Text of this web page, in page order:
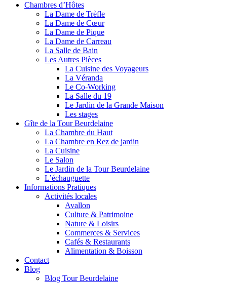
Chambres d’Hôtes
La Dame de Trèfle
La Dame de Cœur
La Dame de Pique
La Dame de Carreau
La Salle de Bain
Les Autres Pièces
La Cuisine des Voyageurs
La Véranda
Le Co-Working
La Salle du 19
Le Jardin de la Grande Maison
Les stages
Gîte de la Tour Beurdelaine
La Chambre du Haut
La Chambre en Rez de jardin
La Cuisine
Le Salon
Le Jardin de la Tour Beurdelaine
L’échauguette
Informations Pratiques
Activités locales
Avallon
Culture & Patrimoine
Nature & Loisirs
Commerces & Services
Cafés & Restaurants
Alimentation & Boisson
Contact
Blog
Blog Tour Beurdelaine